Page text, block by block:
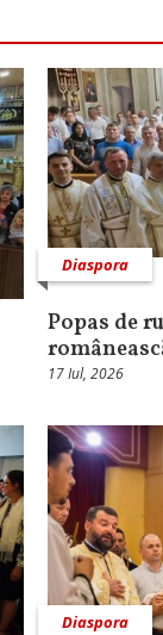
Diaspora
Popas de
17 Iul, 2026
Diaspora